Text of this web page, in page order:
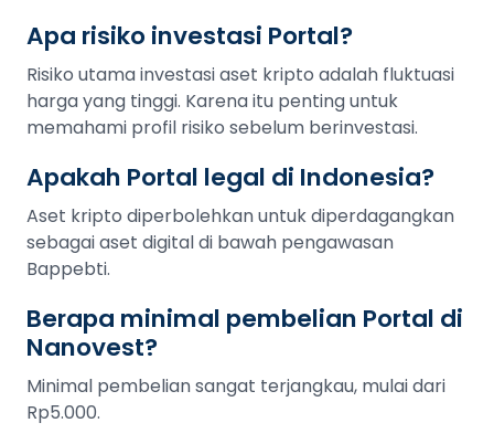
Apa risiko investasi Portal?
Risiko utama investasi aset kripto adalah fluktuasi
harga yang tinggi. Karena itu penting untuk
memahami profil risiko sebelum berinvestasi.
Apakah Portal legal di Indonesia?
Aset kripto diperbolehkan untuk diperdagangkan
sebagai aset digital di bawah pengawasan
Bappebti.
Berapa minimal pembelian Portal di
Nanovest?
Minimal pembelian sangat terjangkau, mulai dari
Rp5.000.